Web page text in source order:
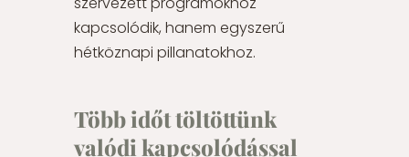
kapcsolódik, hanem egyszerű
hétköznapi pillanatokhoz.
Több időt töltöttünk
valódi kapcsolódással